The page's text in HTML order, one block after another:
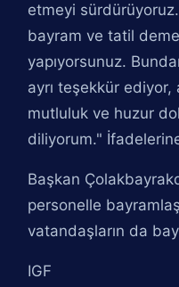
etmeyi
bayram ve tatil
yapıyorsunuz.
ayrı teşekkür
mutluluk ve huzur
diliyorum."
Başkan
personelle
vatandaşların da
IGF